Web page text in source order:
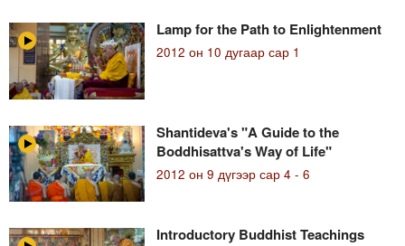
Lamp for the Path to Enlightenment
2012 он 10 дугаар сар 1
Shantideva's "A Guide to the
Boddhisattva's Way of Life"
2012 он 9 дүгээр сар 4 - 6
Introductory Buddhist Teachings